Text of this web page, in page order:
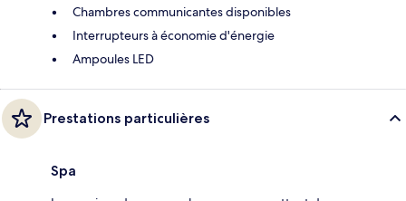
Chambres communicantes disponibles
Interrupteurs à économie d'énergie
Ampoules LED
Prestations particulières
Spa